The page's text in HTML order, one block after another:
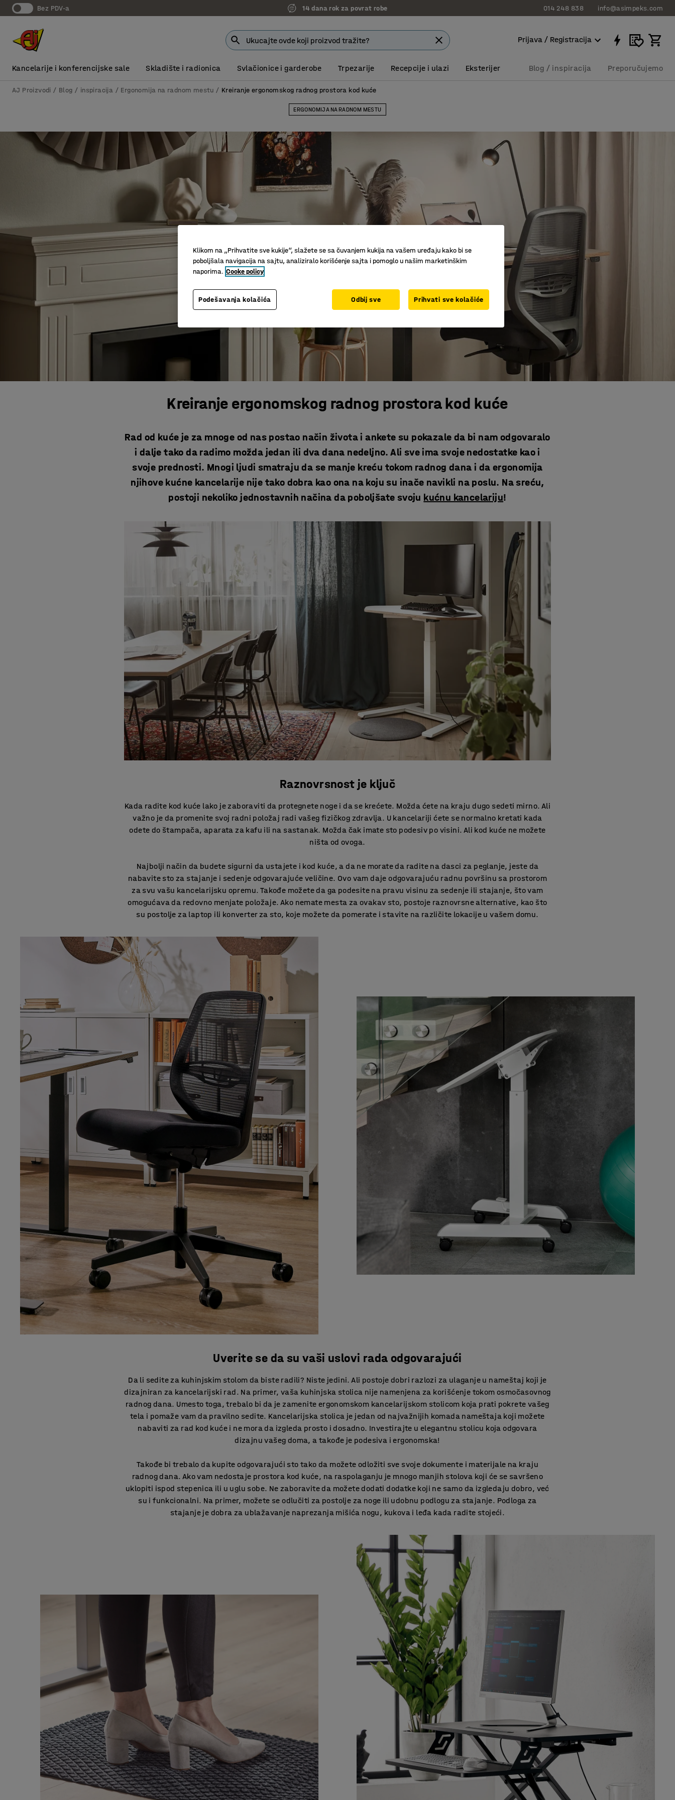
bez PDV-a 7 godina garancije 014 248 838 info@asimpeks.com
Prijava / Registracija
Kancelarije i konferencijske sale Skladište i radionica Svlačionice i garderobe Trpezarije Recepcije i ulazi Eksterijer Blog / inspiracija Preporučujemo
AJ Proizvodi Blog / inspiracija Ergonomija na radnom mestu Kreiranje ergonomskog radnog prostora kod kuće
ERGONOMIJA NA RADNOM MESTU
Kreiranje ergonomskog radnog prostora kod kuće
Rad od kuće je za mnoge od nas postao način života i ankete su pokazale da bi nam odgovaralo
i dalje tako da radimo možda jedan ili dva dana nedeljno. Ali sve ima svoje nedostatke kao i
svoje prednosti. Mnogi ljudi smatraju da se manje kreću tokom radnog dana i da ergonomija
njihove kućne kancelarije nije tako dobra kao ona na koju su inače navikli na poslu. Na sreću,
postoji nekoliko jednostavnih načina da poboljšate svoju kućnu kancelariju!
Raznovrsnost je ključ
Kada radite kod kuće lako je zaboraviti da protegnete noge i da se krećete. Možda ćete na kraju dugo sedeti mirno. Ali
važno je da promenite svoj radni položaj radi vašeg fizičkog zdravlja. U kancelariji ćete se normalno kretati kada
odete do štampača, aparata za kafu ili na sastanak. Možda čak imate sto podesiv po visini. Ali kod kuće ne možete
ništa od ovoga.
Najbolji način da budete sigurni da ustajete i kod kuće, a da ne morate da radite na dasci za peglanje, jeste da
nabavite sto za stajanje i sedenje odgovarajuće veličine. Ovo vam daje odgovarajuću radnu površinu sa prostorom
za svu vašu kancelarijsku opremu. Takođe možete da ga podesite na pravu visinu za sedenje ili stajanje, što vam
omogućava da redovno menjate položaje. Ako nemate mesta za ovakav sto, postoje raznovrsne alternative, kao što
su postolje za laptop ili konverter za sto, koje možete da pomerate i stavite na različite lokacije u vašem domu.
Uverite se da su vaši uslovi rada odgovarajući
Da li sedite za kuhinjskim stolom da biste radili? Niste jedini. Ali postoje dobri razlozi za ulaganje u nameštaj koji je
dizajniran za kancelarijski rad. Na primer, vaša kuhinjska stolica nije namenjena za korišćenje tokom osmočasovnog
radnog dana. Umesto toga, trebalo bi da je zamenite ergonomskom kancelarijskom stolicom koja prati pokrete vašeg
tela i pomaže vam da pravilno sedite. Kancelarijska stolica je jedan od najvažnijih komada nameštaja koji možete
nabaviti za rad kod kuće i ne mora da izgleda prosto i dosadno. Investirajte u elegantnu stolicu koja odgovara
dizajnu vašeg doma, a takođe je podesiva i ergonomska!
Takođe bi trebalo da kupite odgovarajući sto tako da možete odložiti sve svoje dokumente i materijale na kraju
radnog dana. Ako vam nedostaje prostora kod kuće, na raspolaganju je mnogo manjih stolova koji će se savršeno
uklopiti ispod stepenica ili u uglu sobe. Ne zaboravite da možete dodati dodatke koji ne samo da izgledaju dobro, već
su i funkcionalni. Na primer, možete se odlučiti za postolje za noge ili udobnu podlogu za stajanje. Podloga za
stajanje je dobra za ublažavanje naprezanja mišića nogu, kukova i leđa kada radite stojeći.
Klikom na „Prihvatite sve kukije“, slažete se sa čuvanjem kukija na vašem uređaju kako bi se
poboljšala navigacija na sajtu, analiziralo korišćenje sajta i pomoglo u našim marketinškim
naporima. Cooke policy
Podešavanja kolačića Odbij sve Prihvati sve kolačiće